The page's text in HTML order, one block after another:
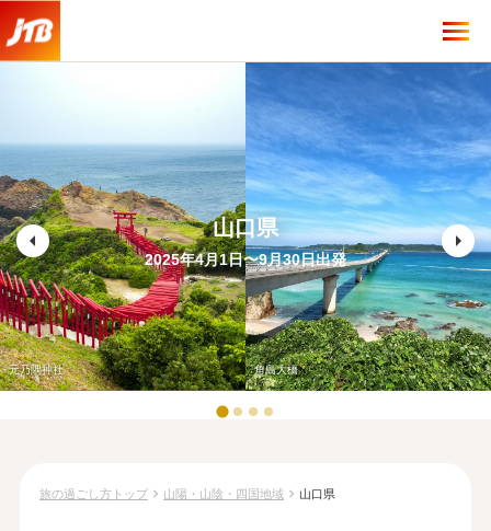
元乃隅神社 角島大橋
arrow_left arrow_right
山口県
2025年4月1日〜9月30日出発
旅の過ごし方トップ chevron_right 山陽・山陰・四国地域 chevron_right 山口県